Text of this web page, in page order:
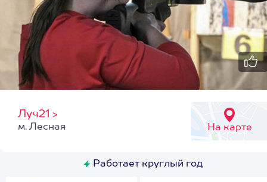
Луч21 >
На карте
м. Лесная
Работает круглый год